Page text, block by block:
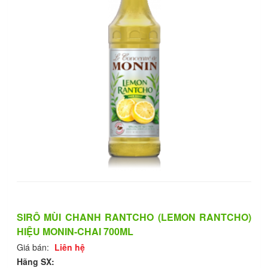
SIRÔ MÙI CHANH RANTCHO (LEMON RANTCHO)
HIỆU MONIN-CHAI 700ML
Giá bán: Liên hệ
Hãng SX: